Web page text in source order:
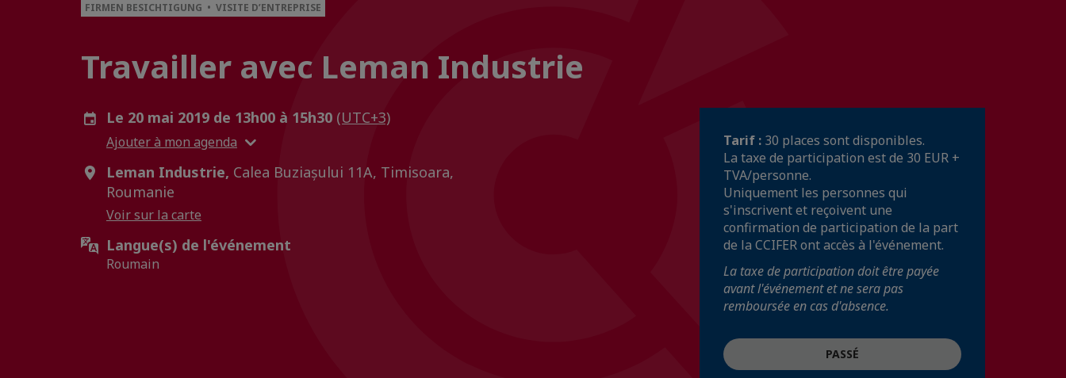
FIRMEN BESICHTIGUNG • VISITE D’ENTREPRISE
Travailler avec Leman Industrie
Le 20 mai 2019 de 13h00 à 15h30 (UTC+3)
Ajouter à mon agenda
Leman Industrie, Calea Buziașului 11A, Timisoara,
Roumanie
Voir sur la carte
Langue(s) de l'événement
Roumain
Tarif : 30 places sont disponibles.
La taxe de participation est de 30 EUR +
TVA/personne.
Uniquement les personnes qui
s'inscrivent et reçoivent une
confirmation de participation de la part
de la CCIFER ont accès à l'événement.
La taxe de participation doit être payée
avant l'événement et ne sera pas
remboursée en cas d'absence.
PASSÉ